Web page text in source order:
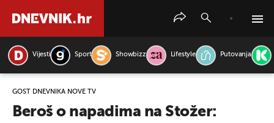
Vijesti Sport Showbizz Lifestyle Putovanja
GOST DNEVNIKA NOVE TV
Beroš o napadima na Stožer:
PRETRAŽITE VIJESTI